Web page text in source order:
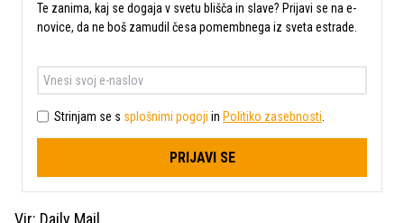
Te zanima, kaj se dogaja v svetu blišča in slave? Prijavi se na e-
novice, da ne boš zamudil česa pomembnega iz sveta estrade.
Strinjam se s splošnimi pogoji in Politiko zasebnosti
PRIJAVI SE